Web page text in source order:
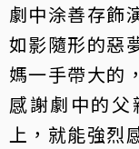
劇中涂善存飾
如影隨形的惡
媽一手帶大的
感謝劇中的
上，就能強烈